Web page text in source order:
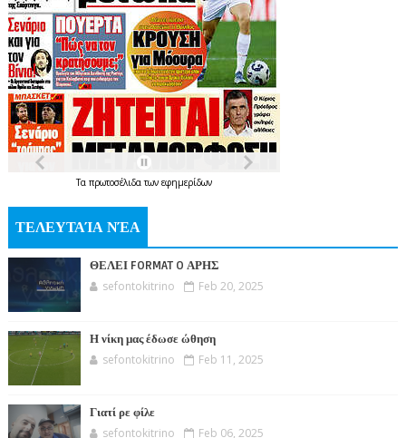
Τα πρωτοσέλιδατων εφημερίδων
ΤΕΛΕΥΤΑΊΑ ΝΈΑ
ΘΕΛΕΙ FORMAT O ΑΡΗΣ
sefontokitrino Feb 20, 2025
Η νίκη μας έδωσε ώθηση
sefontokitrino Feb 11, 2025
Γιατί ρε φίλε
sefontokitrino Feb 06, 2025